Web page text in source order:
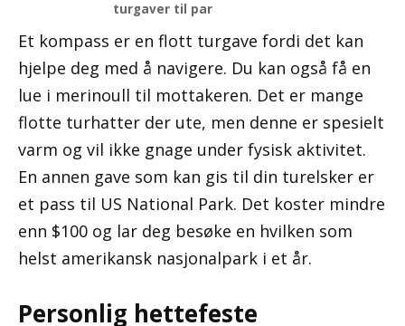
turgaver til par
Et kompass er en flott turgave fordi det kan
hjelpe deg med å navigere. Du kan også få en
lue i merinoull til mottakeren. Det er mange
flotte turhatter der ute, men denne er spesielt
varm og vil ikke gnage under fysisk aktivitet.
En annen gave som kan gis til din turelsker er
et pass til US National Park. Det koster mindre
enn $100 og lar deg besøke en hvilken som
helst amerikansk nasjonalpark i et år.
Personlig hettefeste